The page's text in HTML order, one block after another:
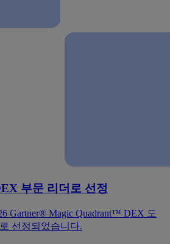
부문 리더로 선정
Gartner® Magic Quadrant™ DEX 도
선정되었습니다.